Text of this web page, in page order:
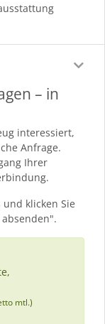
– in
interessiert,
Anfrage.
Ihrer
klicken Sie
mtl.)